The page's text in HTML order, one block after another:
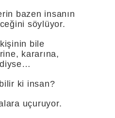
bazen insanın
söylüyor.
bile
kararına,
ki insan?
uçuruyor.